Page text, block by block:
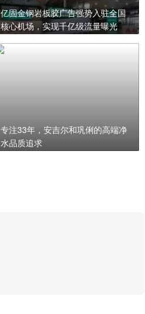
亿固金钢岩板胶广告强势入驻全国
核心机场，实现千亿级流量曝光
专注33年，安吉尔和巩俐的高端净
水品质追求